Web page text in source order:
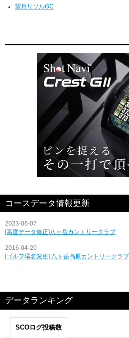
望月リソルGC
コースデータ情報更新
2023-06-07
[高度データ修正]八ヶ岳カントリークラブ
2016-04-20
[ゴルフ場名変更] 八ヶ岳高原カントリークラブ
データランキング
SCOログ投稿数